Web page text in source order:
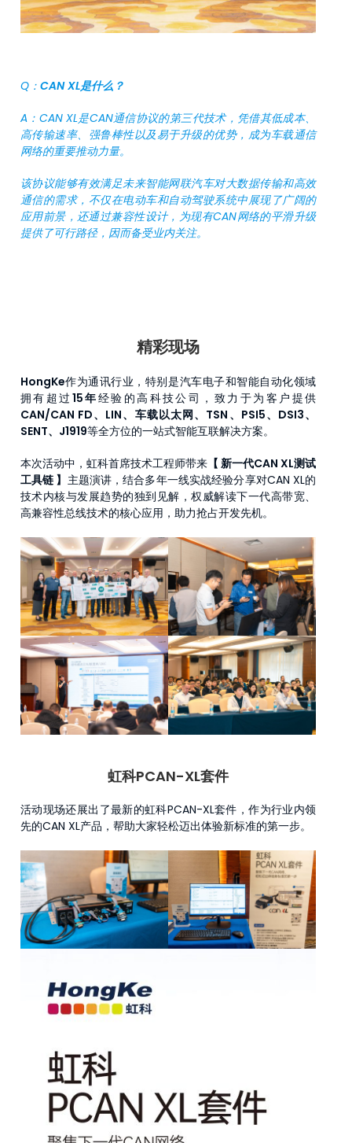
Q： CAN XL是什么？
A：CAN XL是CAN通信协议的第三代技术，凭借其低成本、
高传输速率、强鲁棒性以及易于升级的优势，成为车载通信
网络的重要推动力量。
该协议能够有效满足未来智能网联汽车对大数据传输和高效
通信的需求，不仅在电动车和自动驾驶系统中展现了广阔的
应用前景，还通过兼容性设计，为现有CAN网络的平滑升级
提供了可行路径，因而备受业内关注。
精彩现场
HongKe作为通讯行业，特别是汽车电子和智能自动化领域
拥有超过 15年经验的高科技公司，致力于为客户提供
CAN/CAN FD、LIN、车载以太网、TSN、PSI5、DSI3、
SENT、J1919等全方位的一站式智能互联解决方案。
本次活动中，虹科首席技术工程师带来 【 新一代CAN XL测试
工具链 】 主题演讲，结合多年一线实战经验分享对CAN XL的
技术内核与发展趋势的独到见解，权威解读下一代高带宽、
高兼容性总线技术的核心应用，助力抢占开发先机。
虹科PCAN-XL套件
活动现场还展出了最新的虹科PCAN-XL套件，作为行业内领
先的CAN XL产品，帮助大家轻松迈出体验新标准的第一步。